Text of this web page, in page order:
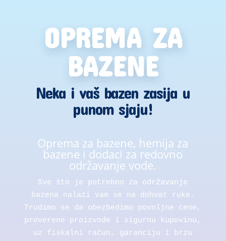
OPREMA ZA
BAZENE
Neka i vaš bazen zasija u
punom sjaju!
Oprema za bazene, hemija za
bazene i dodaci za redovno
održavanje vode.
Sve što je potrebno za održavanje
bazena nalazi vam se na dohvat ruke.
Trudimo se da obezbedimo povoljne cene,
proverene proizvode i sigurnu kupovinu,
uz fiskalni račun, garanciju i brzu